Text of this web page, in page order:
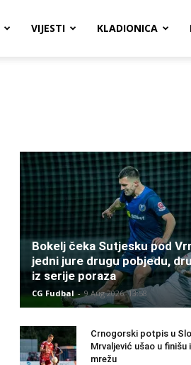
VIJESTI KLADIONICA
Bokelj čeka Sutjesku pod
jedni jure drugu pobjedu,
iz serije poraza
CG Fudbal - 9 Aug 2026. 13:58
Crnogorski potpis u
Mrvaljević ušao u finišu
mrežu